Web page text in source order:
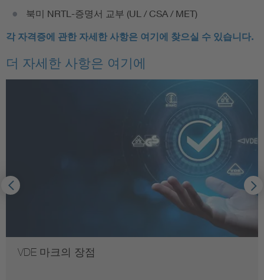
북미 NRTL-증명서 교부 (UL / CSA / MET)
각 자격증에 관한 자세한 사항은 여기에 찾으실 수 있습니다.
더 자세한 사항은 여기에
VDE 마크의 장점